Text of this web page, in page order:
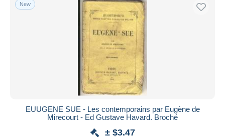
New
EUUGENE SUE - Les contemporains par Eugène de
Mirecourt - Ed Gustave Havard. Broché
± $3.47